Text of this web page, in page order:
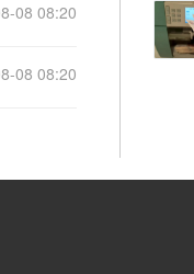
08 08:20
08 08:20